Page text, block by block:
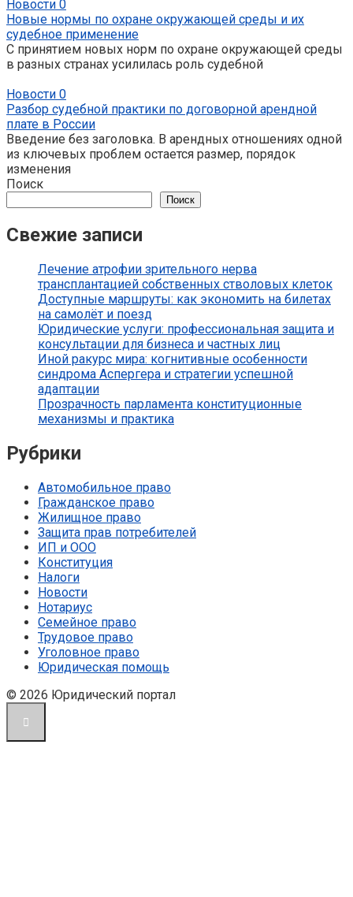
Новости 0
Новые нормы по охране окружающей среды и их
судебное применение
С принятием новых норм по охране окружающей среды
в разных странах усилилась роль судебной
Новости 0
Разбор судебной практики по договорной арендной
плате в России
Введение без заголовка. В арендных отношениях одной
из ключевых проблем остается размер, порядок
изменения
Поиск
Поиск
Свежие записи
Лечение атрофии зрительного нерва
трансплантацией собственных стволовых клеток
Доступные маршруты: как экономить на билетах
на самолёт и поезд
Юридические услуги: профессиональная защита и
консультации для бизнеса и частных лиц
Иной ракурс мира: когнитивные особенности
синдрома Аспергера и стратегии успешной
адаптации
Прозрачность парламента конституционные
механизмы и практика
Рубрики
Автомобильное право
Гражданское право
Жилищное право
Защита прав потребителей
ИП и ООО
Конституция
Налоги
Новости
Нотариус
Семейное право
Трудовое право
Уголовное право
Юридическая помощь
© 2026 Юридический портал